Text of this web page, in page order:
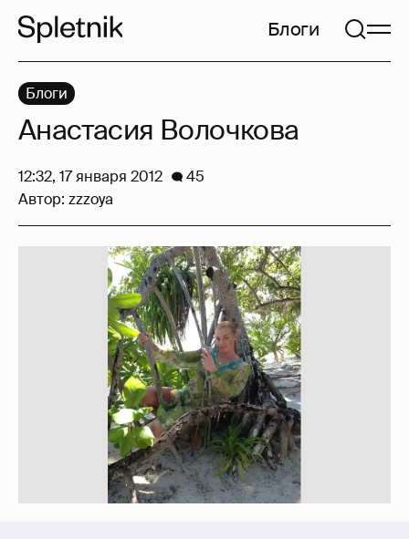
Блоги
Блоги
Анастасия Волочкова
12:32, 17 января 2012
45
Автор: zzzoya